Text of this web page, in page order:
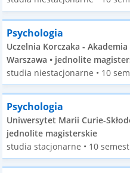
Psychologia
Uczelnia Korczaka -
Warszawa • jednolite
studia niestacjonarne • 10
Psychologia
Uniwersytet Marii Curie-
jednolite magisterskie
studia stacjonarne • 10